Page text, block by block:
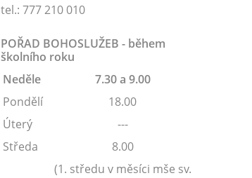
tel.: 777 210 010
POŘAD BOHOSLUŽEB - během
školního roku
Neděle
7.30 a 9.00
Pondělí
18.00
Úterý
---
Středa
8.00
(1. středu v měsíci mše sv.